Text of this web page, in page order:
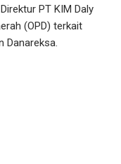
PT KIM Daly
(OPD) terkait
Danareksa.